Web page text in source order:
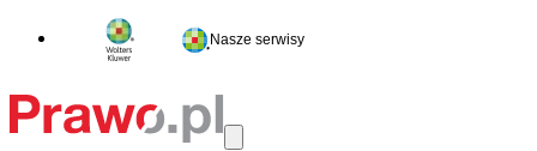
Nasze serwisy